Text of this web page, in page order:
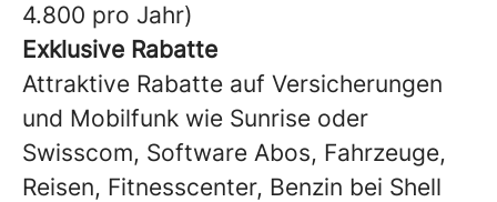
4.800 pro Jahr)
Exklusive Rabatte
Attraktive Rabatte auf Versicherungen
und Mobilfunk wie Sunrise oder
Swisscom, Software Abos, Fahrzeuge,
Reisen, Fitnesscenter, Benzin bei Shell